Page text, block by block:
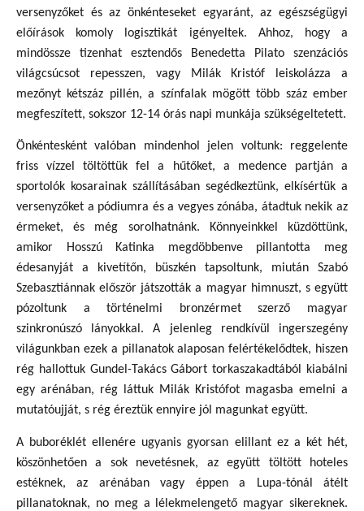
versenyzőket és az önkénteseket egyaránt, az egészségügyi
előírások komoly logisztikát igényeltek. Ahhoz, hogy a
mindössze tizenhat esztendős Benedetta Pilato szenzációs
világcsúcsot repesszen, vagy Milák Kristóf leiskolázza a
mezőnyt kétszáz pillén, a színfalak mögött több száz ember
megfeszített, sokszor 12-14 órás napi munkája szükségeltetett.
Önkéntesként valóban mindenhol jelen voltunk: reggelente
friss vízzel töltöttük fel a hűtőket, a medence partján a
sportolók kosarainak szállításában segédkeztünk, elkísértük a
versenyzőket a pódiumra és a vegyes zónába, átadtuk nekik az
érmeket, és még sorolhatnánk. Könnyeinkkel küzdöttünk,
amikor Hosszú Katinka megdöbbenve pillantotta meg
édesanyját a kivetítőn, büszkén tapsoltunk, miután Szabó
Szebasztiánnak először játszották a magyar himnuszt, s együtt
pózoltunk a történelmi bronzérmet szerző magyar
szinkronúszó lányokkal. A jelenleg rendkívül ingerszegény
világunkban ezek a pillanatok alaposan felértékelődtek, hiszen
rég hallottuk Gundel-Takács Gábort torkaszakadtából kiabálni
egy arénában, rég láttuk Milák Kristófot magasba emelni a
mutatóujját, s rég éreztük ennyire jól magunkat együtt.
A buboréklét ellenére ugyanis gyorsan elillant ez a két hét,
köszönhetően a sok nevetésnek, az együtt töltött hoteles
estéknek, az arénában vagy éppen a Lupa-tónál átélt
pillanatoknak, no meg a lélekmelengető magyar sikereknek.